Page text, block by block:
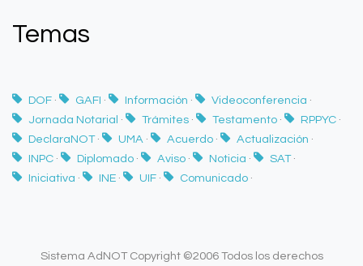
Temas
DOF · GAFI · Información · Videoconferencia ·
Jornada Notarial · Trámites · Testamento · RPPYC ·
DeclaraNOT · UMA · Acuerdo · Actualización ·
INPC · Diplomado · Aviso · Noticia · SAT ·
Iniciativa · INE · UIF · Comunicado ·
Sistema AdNOT Copyright ©2006 Todos los derechos